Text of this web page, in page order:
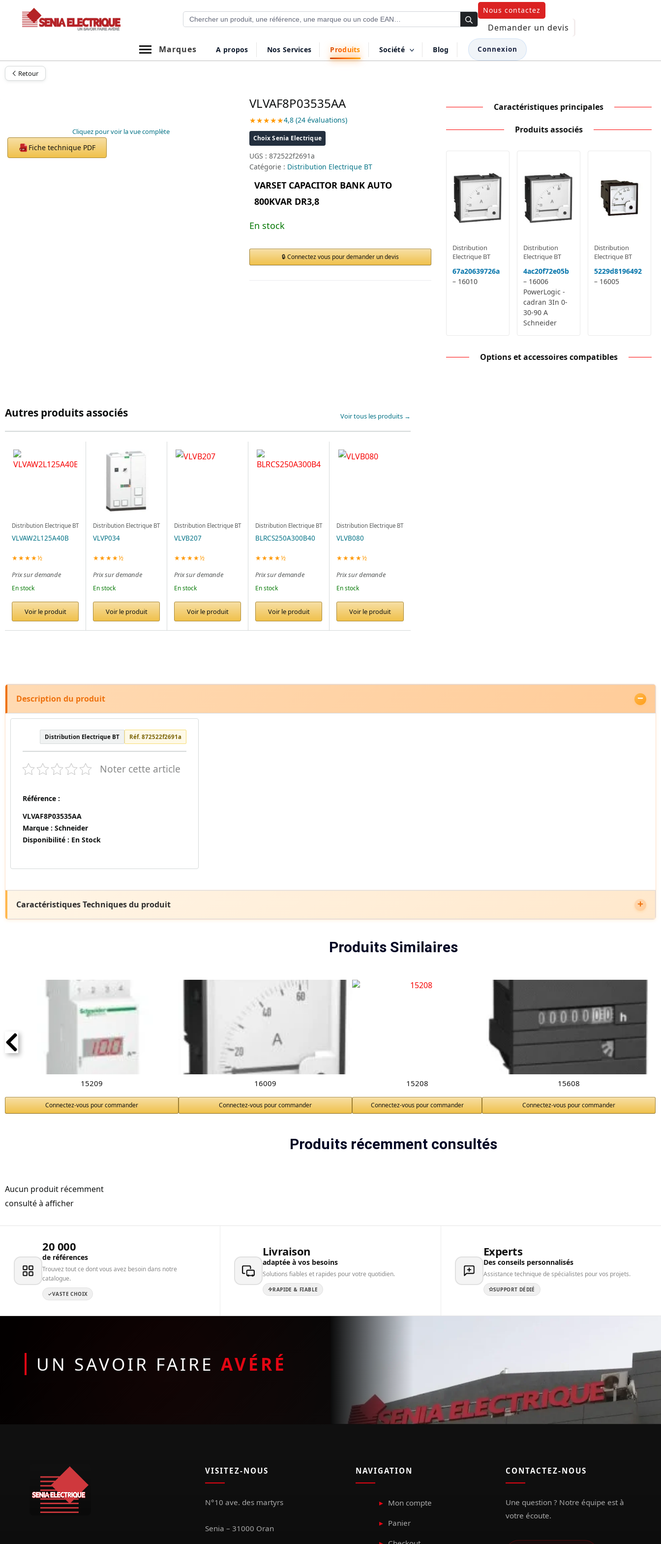
Recherche de produits
Nous contactez
Demander un devis
Marques
A propos Nos Services Produits Société Blog Connexion
Retour
Cliquez pour voir la vue complète
PDF Fiche technique PDF
VLVAF8P03535AA
★★★★★4,8 (24 évaluations)
Choix Senia Electrique
UGS : 872522f2691a
Catégorie : Distribution Electrique BT
VARSET CAPACITOR BANK AUTO
800KVAR DR3,8
En stock
Connectez vous pour demander un devis
Caractéristiques principales
Produits associés
Distribution
Electrique BT
67a20639726a
– 16010
Distribution
Electrique BT
4ac20f72e05b
– 16006
PowerLogic -
cadran 3In 0-
30-90 A
Schneider
Distribution
Electrique BT
5229d8196492
– 16005
Options et accessoires compatibles
Autres produits associés Voir tous les produits →
Distribution Electrique BT
VLVAW2L125A40B
★★★★½
Prix sur demande
En stock
Voir le produit
Distribution Electrique BT
VLVP034
★★★★½
Prix sur demande
En stock
Voir le produit
Distribution Electrique BT
VLVB207
★★★★½
Prix sur demande
En stock
Voir le produit
Distribution Electrique BT
BLRCS250A300B40
★★★★½
Prix sur demande
En stock
Voir le produit
Distribution Electrique BT
VLVB080
★★★★½
Prix sur demande
En stock
Voir le produit
Description du produit
Distribution Electrique BT Réf. 872522f2691a
Noter cette article
Référence :
VLVAF8P03535AA
Marque : Schneider
Disponibilité : En Stock
Caractéristiques Techniques du produit
Produits Similaires
15209
Connectez-vous pour commander
16009
Connectez-vous pour commander
15208
Connectez-vous pour commander
15608
Connectez-vous pour commander
Produits récemment consultés
Aucun produit récemment
consulté à afficher
20 000
de références
Trouvez tout ce dont vous avez besoin dans notre
catalogue.
VASTE CHOIX
Livraison
adaptée à vos besoins
Solutions fiables et rapides pour votre quotidien.
RAPIDE & FIABLE
Experts
Des conseils personnalisés
Assistance technique de spécialistes pour vos projets.
SUPPORT DÉDIÉ
UN SAVOIR FAIRE AVÉRÉ
VISITEZ-NOUS
N°10 ave. des martyrs
Senia – 31000 Oran
NAVIGATION
Mon compte
Panier
CONTACTEZ-NOUS
Une question ? Notre équipe est à
votre écoute.